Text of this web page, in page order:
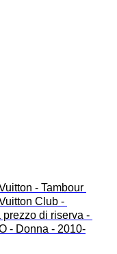
- Tambour
Club -
prezzo di riserva -
- Donna - 2010-